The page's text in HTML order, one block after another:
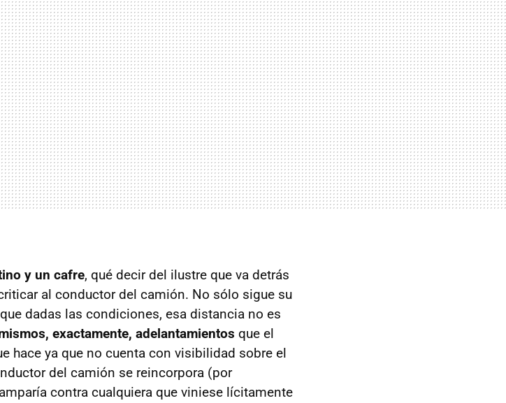
y un cafre, qué decir del ilustre que va detrás
al conductor del camión. No sólo sigue su
dadas las condiciones, esa distancia no es
exactamente, adelantamientos que el
hace ya que no cuenta con visibilidad sobre el
del camión se reincorpora (por
contra cualquiera que viniese lícitamente